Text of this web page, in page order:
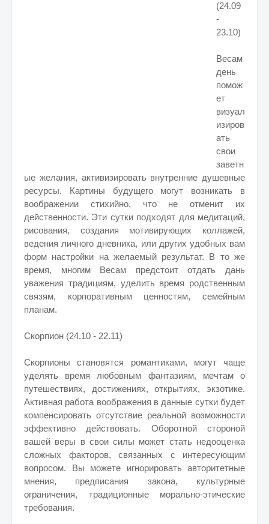
(24.09
-
23.10)
Весам
день
помож
ет
визуал
изиров
ать
свои
заветн
ые желания, активизировать внутренние душевные
ресурсы. Картины будущего могут возникать в
воображении стихийно, что не отменит их
действенности. Эти сутки подходят для медитаций,
рисования, создания мотивирующих коллажей,
ведения личного дневника, или других удобных вам
форм настройки на желаемый результат. В то же
время, многим Весам предстоит отдать дань
уважения традициям, уделить время родственным
связям, корпоративным ценностям, семейным
планам.
Скорпион (24.10 - 22.11)
Скорпионы становятся романтиками, могут чаще
уделять время любовным фантазиям, мечтам о
путешествиях, достижениях, открытиях, экзотике.
Активная работа воображения в данные сутки будет
компенсировать отсутствие реальной возможности
эффективно действовать. Оборотной стороной
вашей веры в свои силы может стать недооценка
сложных факторов, связанных с интересующим
вопросом. Вы можете игнорировать авторитетные
мнения, предписания закона, культурные
ограничения, традиционные морально-этические
требования.